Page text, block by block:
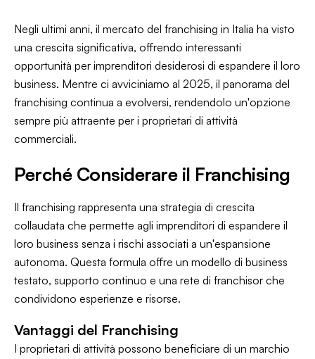
Negli ultimi anni, il mercato del franchising in Italia ha visto
una crescita significativa, offrendo interessanti
opportunità per imprenditori desiderosi di espandere il loro
business. Mentre ci avviciniamo al 2025, il panorama del
franchising continua a evolversi, rendendolo un'opzione
sempre più attraente per i proprietari di attività
commerciali.
Perché Considerare il Franchising
Il franchising rappresenta una strategia di crescita
collaudata che permette agli imprenditori di espandere il
loro business senza i rischi associati a un'espansione
autonoma. Questa formula offre un modello di business
testato, supporto continuo e una rete di franchisor che
condividono esperienze e risorse.
Vantaggi del Franchising
I proprietari di attività possono beneficiare di un marchio